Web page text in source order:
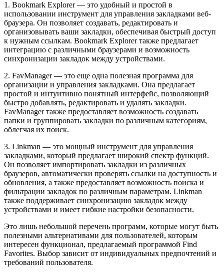
1. Bookmark Explorer — это удобный и простой в
использовании инструмент для управления закладками веб-
браузера. Он позволяет создавать, редактировать и
организовывать ваши закладки, обеспечивая быстрый доступ
к нужным ссылкам. Bookmark Explorer также предлагает
интеграцию с различными браузерами и возможность
синхронизации закладок между устройствами.
2. FavManager — это еще одна полезная программа для
организации и управления закладками. Она предлагает
простой и интуитивно понятный интерфейс, позволяющий
быстро добавлять, редактировать и удалять закладки.
FavManager также предоставляет возможность создавать
папки и группировать закладки по различным категориям,
облегчая их поиск.
3. Linkman — это мощный инструмент для управления
закладками, который предлагает широкий спектр функций.
Он позволяет импортировать закладки из различных
браузеров, автоматически проверять ссылки на доступность и
обновления, а также предоставляет возможность поиска и
фильтрации закладок по различным параметрам. Linkman
также поддерживает синхронизацию закладок между
устройствами и имеет гибкие настройки безопасности.
Это лишь небольшой перечень программ, которые могут быть
полезными альтернативами для пользователей, которым
интересен функционал, предлагаемый программой Find
Favorites. Выбор зависит от индивидуальных предпочтений и
требований пользователя.